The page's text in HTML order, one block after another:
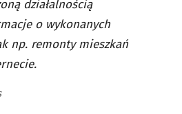
działalnością
o wykonanych
np. remonty mieszkań